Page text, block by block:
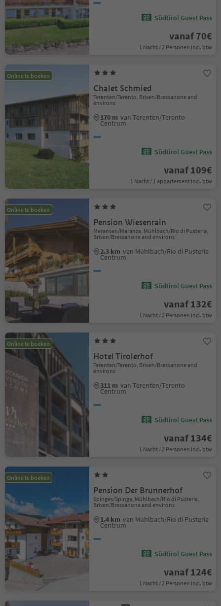
Südtirol Guest Pass
vanaf 70€
1 Nacht / 2 Personen Incl. btw
Online te boeken
Chalet Schmied
Terenten/Terento, Brixen/Bressanone and
environs
170 m van Terenten/Terento
Centrum
Südtirol Guest Pass
vanaf 109€
1 Nacht / 1 appartement Incl. btw
Online te boeken
Pension Wiesenrain
Meransen/Maranza, Mühlbach/Rio di Pusteria,
Brixen/Bressanone and environs
2.3 km van Mühlbach/Rio di Pusteria
Centrum
Südtirol Guest Pass
vanaf 132€
1 Nacht / 2 Personen Incl. btw
Online te boeken
Hotel Tirolerhof
Terenten/Terento, Brixen/Bressanone and
environs
311 m van Terenten/Terento
Centrum
Südtirol Guest Pass
vanaf 134€
1 Nacht / 2 Personen Incl. btw
Online te boeken
Pension Der Brunnerhof
Spinges/Spinga, Mühlbach/Rio di Pusteria,
Brixen/Bressanone and environs
1.4 km van Mühlbach/Rio di Pusteria
Centrum
Südtirol Guest Pass
vanaf 124€
1 Nacht / 2 Personen Incl. btw